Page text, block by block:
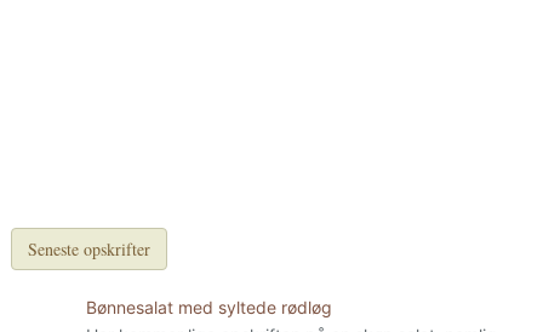
Seneste opskrifter
Bønnesalat med syltede rødløg